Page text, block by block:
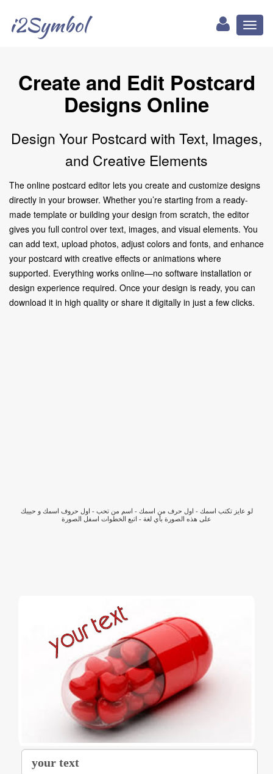
i2Symbol
Create and Edit Postcard
Designs Online
Design Your Postcard with Text, Images,
and Creative Elements
The online postcard editor lets you create and customize designs
directly in your browser. Whether you’re starting from a ready-
made template or building your design from scratch, the editor
gives you full control over text, images, and visual elements. You
can add text, upload photos, adjust colors and fonts, and enhance
your postcard with creative effects or animations where
supported. Everything works online—no software installation or
design experience required. Once your design is ready, you can
download it in high quality or share it digitally in just a few clicks.
لو عايز تكتب اسمك - اول حرف من اسمك - اسم من تحب - اول حروف اسمك و حبيبك
على هذه الصورة بأي لغة - اتبع الخطوات اسفل الصورة